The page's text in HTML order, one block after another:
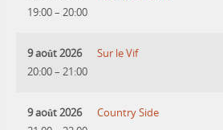
19:00– 20:00
9 août 2026
20:00– 21:00
Sur le Vif
9 août 2026
Country Side